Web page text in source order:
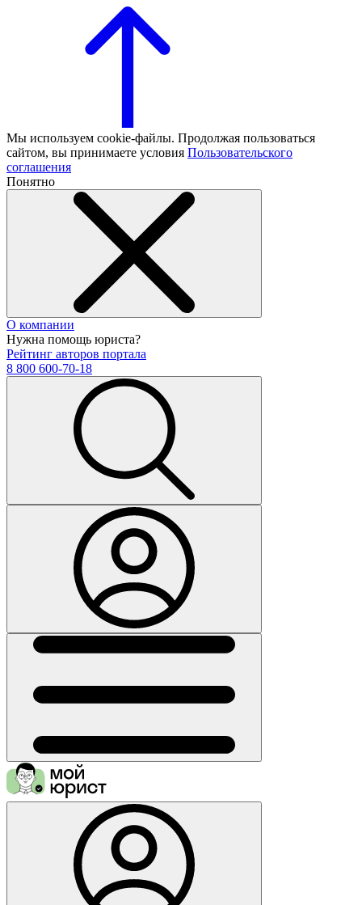
Мы используем cookie-файлы. Продолжая пользоваться
сайтом, вы принимаете условия Пользовательского
соглашения
Понятно
О компании
Нужна помощь юриста?
Рейтинг авторов портала
8 800 600-70-18